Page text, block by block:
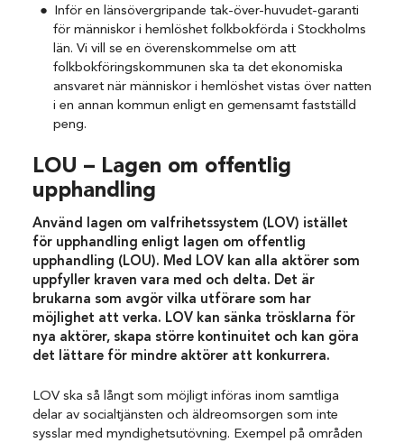
Inför en länsövergripande tak-över-huvudet-garanti
för människor i hemlöshet folkbokförda i Stockholms
län. Vi vill se en överenskommelse om att
folkbokföringskommunen ska ta det ekonomiska
ansvaret när människor i hemlöshet vistas över natten
i en annan kommun enligt en gemensamt fastställd
peng.
LOU – Lagen om offentlig
upphandling
Använd lagen om valfrihetssystem (LOV) istället
för upphandling enligt lagen om offentlig
upphandling (LOU). Med LOV kan alla aktörer som
uppfyller kraven vara med och delta. Det är
brukarna som avgör vilka utförare som har
möjlighet att verka. LOV kan sänka trösklarna för
nya aktörer, skapa större kontinuitet och kan göra
det lättare för mindre aktörer att konkurrera.
LOV ska så långt som möjligt införas inom samtliga
delar av socialtjänsten och äldreomsorgen som inte
sysslar med myndighetsutövning. Exempel på områden